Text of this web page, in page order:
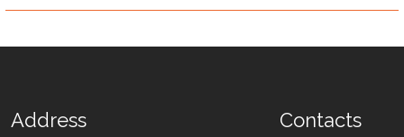
Address Contacts